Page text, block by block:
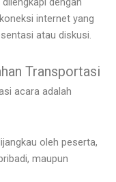
internet yang
atau diskusi.
Transportasi
acara adalah
oleh peserta,
maupun